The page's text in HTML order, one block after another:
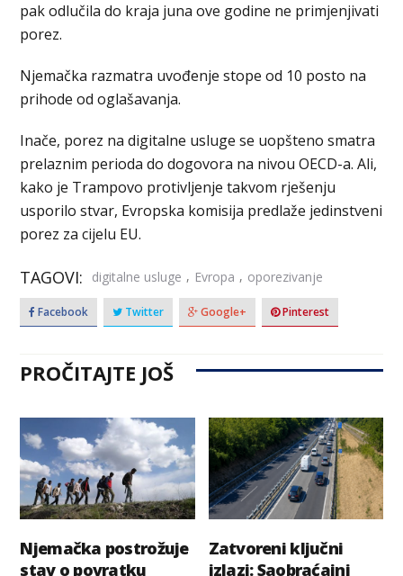
pak odlučila do kraja juna ove godine ne primjenjivati
porez.
Njemačka razmatra uvođenje stope od 10 posto na
prihode od oglašavanja.
Inače, porez na digitalne usluge se uopšteno smatra
prelaznim perioda do dogovora na nivou OECD-a. Ali,
kako je Trampovo protivljenje takvom rješenju
usporilo stvar, Evropska komisija predlaže jedinstveni
porez za cijelu EU.
TAGOVI: digitalne usluge , Evropa , oporezivanje
Facebook Twitter Google+ Pinterest
PROČITAJTE JOŠ
Njemačka postrožuje
stav o povratku
Zatvoreni ključni
izlazi: Saobraćajni